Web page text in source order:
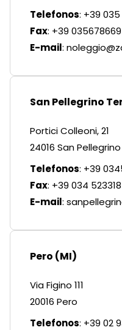
Telefonos: +39
Fax: +39 035678669
E-mail:
San Pellegrino
Portici Colleoni, 21
24016 San
Telefonos: +39
Fax: +39 034 523318
E-mail:
Pero (MI)
Via Figino 111
20016 Pero
Telefonos: +39 02